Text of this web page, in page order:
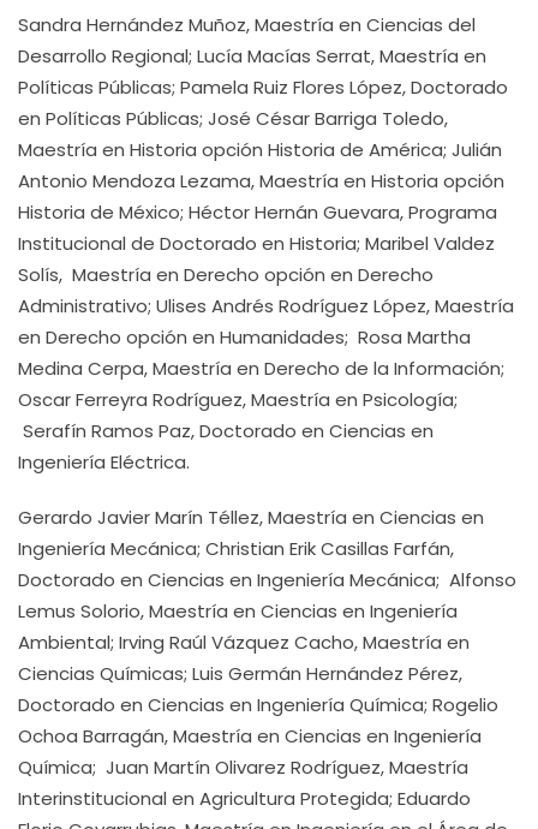
Sandra Hernández Muñoz, Maestría en Ciencias del
Desarrollo Regional; Lucía Macías Serrat, Maestría en
Políticas Públicas; Pamela Ruiz Flores López, Doctorado
en Políticas Públicas; José César Barriga Toledo,
Maestría en Historia opción Historia de América; Julián
Antonio Mendoza Lezama, Maestría en Historia opción
Historia de México; Héctor Hernán Guevara, Programa
Institucional de Doctorado en Historia; Maribel Valdez
Solís, Maestría en Derecho opción en Derecho
Administrativo; Ulises Andrés Rodríguez López, Maestría
en Derecho opción en Humanidades; Rosa Martha
Medina Cerpa, Maestría en Derecho de la Información;
Oscar Ferreyra Rodríguez, Maestría en Psicología;
Serafín Ramos Paz, Doctorado en Ciencias en
Ingeniería Eléctrica.
Gerardo Javier Marín Téllez, Maestría en Ciencias en
Ingeniería Mecánica; Christian Erik Casillas Farfán,
Doctorado en Ciencias en Ingeniería Mecánica; Alfonso
Lemus Solorio, Maestría en Ciencias en Ingeniería
Ambiental; Irving Raúl Vázquez Cacho, Maestría en
Ciencias Químicas; Luis Germán Hernández Pérez,
Doctorado en Ciencias en Ingeniería Química; Rogelio
Ochoa Barragán, Maestría en Ciencias en Ingeniería
Química; Juan Martín Olivarez Rodríguez, Maestría
Interinstitucional en Agricultura Protegida; Eduardo